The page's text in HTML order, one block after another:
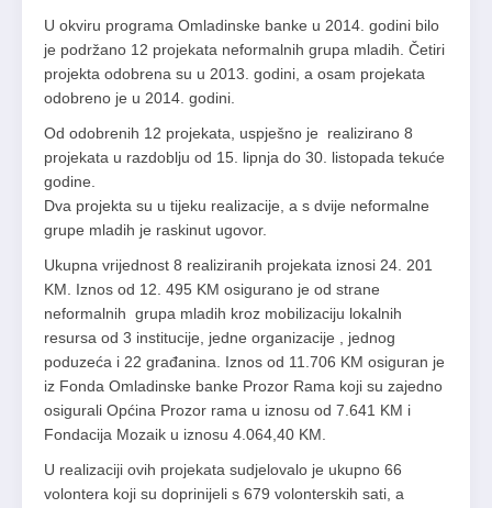
U okviru programa Omladinske banke u 2014. godini bilo
je podržano 12 projekata neformalnih grupa mladih. Četiri
projekta odobrena su u 2013. godini, a osam projekata
odobreno je u 2014. godini.
Od odobrenih 12 projekata, uspješno je realizirano 8
projekata u razdoblju od 15. lipnja do 30. listopada tekuće
godine.
Dva projekta su u tijeku realizacije, a s dvije neformalne
grupe mladih je raskinut ugovor.
Ukupna vrijednost 8 realiziranih projekata iznosi 24. 201
KM. Iznos od 12. 495 KM osigurano je od strane
neformalnih grupa mladih kroz mobilizaciju lokalnih
resursa od 3 institucije, jedne organizacije , jednog
poduzeća i 22 građanina. Iznos od 11.706 KM osiguran je
iz Fonda Omladinske banke Prozor Rama koji su zajedno
osigurali Općina Prozor rama u iznosu od 7.641 KM i
Fondacija Mozaik u iznosu 4.064,40 KM.
U realizaciji ovih projekata sudjelovalo je ukupno 66
volontera koji su doprinijeli s 679 volonterskih sati, a